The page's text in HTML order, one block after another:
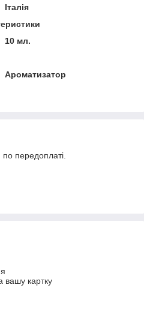
Італія
10 мл.
Ароматизатор
по передоплаті.
вашу картку